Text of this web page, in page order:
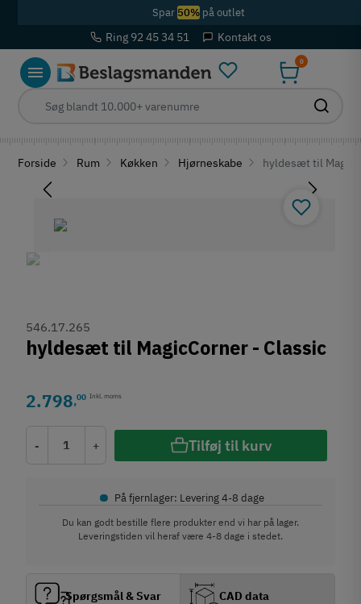
Spar 50%på outlet
Ring 92 45 34 51 Kontakt os
0
Forside Rum Køkken Hjørneskabe hyldesæt til
546.17.265
hyldesæt til MagicCorner - Classic
2.798,00 Inkl. moms
- + Tilføj til kurv
• På fjernlager: Levering 4-8 dage
Du kan godt bestille flere produkter end vi har på lager.
Leveringstiden vil heraf være 4-8 dage i stedet.
Spørgsmål & Svar CAD data